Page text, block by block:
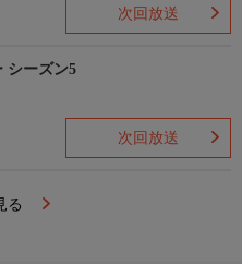
次回放送
シーズン5
次回放送
る